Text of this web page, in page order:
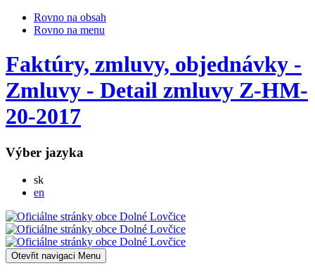
Rovno na obsah
Rovno na menu
Faktúry, zmluvy, objednávky -
Zmluvy - Detail zmluvy Z-HM-
20-2017
Výber jazyka
skSlovensky
en
Otevřit navigaci Menu